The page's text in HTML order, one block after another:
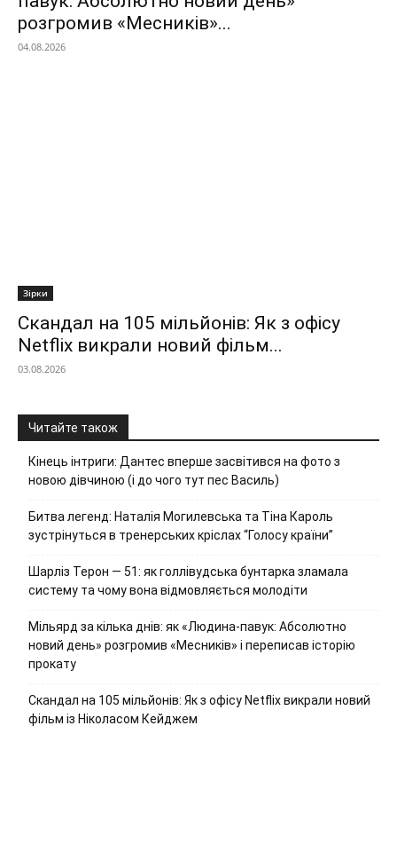
розгромив «Месників»...
04.08.2026
Зірки
Скандал на 105 мільйонів: Як з офісу
Netflix викрали новий фільм...
03.08.2026
Читайте також
Кінець інтриги: Дантес вперше засвітився на фото з
новою дівчиною (і до чого тут пес Василь)
Битва легенд: Наталія Могилевська та Тіна Кароль
зустрінуться в тренерських кріслах “Голосу країни”
Шарліз Терон — 51: як голлівудська бунтарка зламала
систему та чому вона відмовляється молодіти
Мільярд за кілька днів: як «Людина-павук: Абсолютно
новий день» розгромив «Месників» і переписав історію
прокату
Скандал на 105 мільйонів: Як з офісу Netflix викрали новий
фільм із Ніколасом Кейджем